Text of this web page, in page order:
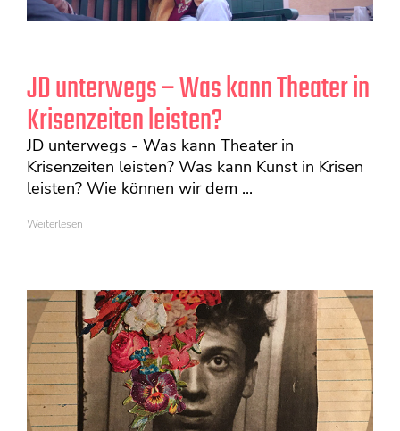
JD unterwegs – Was kann Theater in
Krisenzeiten leisten?
JD unterwegs - Was kann Theater in
Krisenzeiten leisten? Was kann Kunst in Krisen
leisten? Wie können wir dem ...
Weiterlesen